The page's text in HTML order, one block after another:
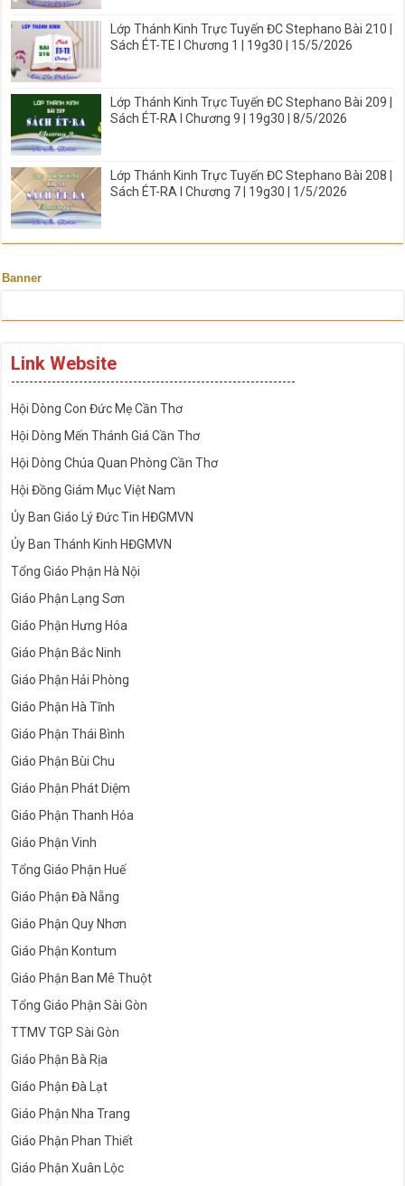
Lớp Thánh Kinh Trực Tuyến ĐC Stephano Bài 210 |
Sách ÉT-TE I Chương 1 | 19g30 | 15/5/2026
Lớp Thánh Kinh Trực Tuyến ĐC Stephano Bài 209 |
Sách ÉT-RA I Chương 9 | 19g30 | 8/5/2026
Lớp Thánh Kinh Trực Tuyến ĐC Stephano Bài 208 |
Sách ÉT-RA I Chương 7 | 19g30 | 1/5/2026
Banner
Link Website
---------------------------------------------------------------
Hội Dòng Con Đức Mẹ Cần Thơ
Hội Dòng Mến Thánh Giá Cần Thơ
Hội Dòng Chúa Quan Phòng Cần Thơ
Hội Đồng Giám Mục Việt Nam
Ủy Ban Giáo Lý Đức Tin HĐGMVN
Ủy Ban Thánh Kinh HĐGMVN
Tổng Giáo Phận Hà Nội
Giáo Phận Lạng Sơn
Giáo Phận Hưng Hóa
Giáo Phận Bắc Ninh
Giáo Phận Hải Phòng
Giáo Phận Hà Tĩnh
Giáo Phận Thái Bình
Giáo Phận Bùi Chu
Giáo Phận Phát Diệm
Giáo Phận Thanh Hóa
Giáo Phận Vinh
Tổng Giáo Phận Huế
Giáo Phận Đà Nẵng
Giáo Phận Quy Nhơn
Giáo Phận Kontum
Giáo Phận Ban Mê Thuột
Tổng Giáo Phận Sài Gòn
TTMV TGP Sài Gòn
Giáo Phận Bà Rịa
Giáo Phận Đà Lạt
Giáo Phận Nha Trang
Giáo Phận Phan Thiết
Giáo Phận Xuân Lộc